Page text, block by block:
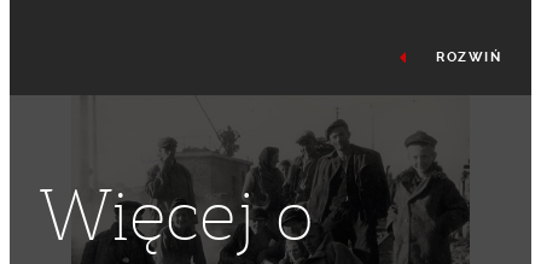
ROZWIŃ
Więcej o